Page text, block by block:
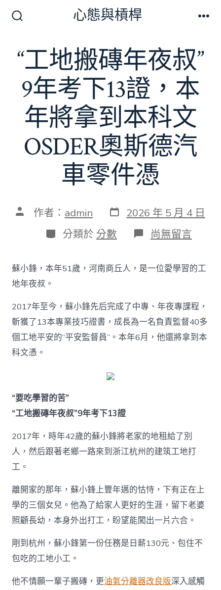
切
換
開
心態與槓桿
“工地搬磚年夜叔”
9年考下13證，本
年將拿到本科文
OSDER奧斯德汽
車零件憑
文 作者： admin 發
表
日
期
2026 年 5 月 4 日
分
類
分類於 分數 在
〈“工
搬
磚
叔”
年
考
下
科
文
OSDER
汽
車
零
件
中
尚無留言
蘇小鋒，本年51歲，河南商丘人，是一位愛學習的工
地年夜叔。
2017年至今，蘇小鋒先后完成了中專、年夜專課程，
斬獲了13本專業技巧證書，成長為一名負責監督40多
個工地平安的“平安監督員”。本年6月，他還將拿到本
科文憑。
“要吃學習的苦”
“工地搬磚年夜叔”9年考下13證
2017年，時年42歲的蘇小鋒將老家的地租給了別
人，然后跟著老鄉一路來到浙江杭州的建筑工地打
工。
離開家的那年，蘇小鋒上豐年邁的怙恃，下有正在上
學的三個女兒。他為了給家人更好的生涯，留下老婆
照顧長幼，本身外出打工，盼望能闖出一片六合。
剛到杭州，蘇小鋒第一份任務是日薪130元、包住不
包吃的工地小工。
他不情願一輩子搬磚，更油氣分離器改良版深入感觸